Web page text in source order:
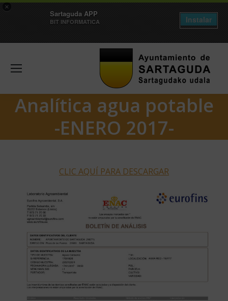
×
Sartaguda APP
BIT INFORMATICA Instalar
Analítica agua potable
-ENERO 2017-
CLIC AQUÍ PARA DESCARGAR